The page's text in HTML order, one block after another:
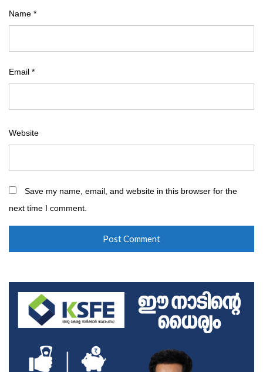
Name *
Email *
Website
Save my name, email, and website in this browser for the
next time I comment.